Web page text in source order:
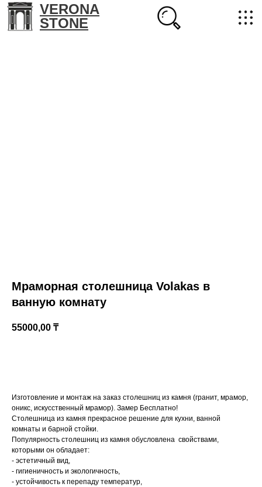
VERONA
STONE
Казахстан, Алматы, ул Султана Бейбарыса, 32
Мраморная столешница Volakas в
ванную комнату
55000,00 ₸
Изготовление и монтаж на заказ столешниц из камня (гранит, мрамор,
оникс, искусственный мрамор). Замер Бесплатно!
Столешница из камня прекрасное решение для кухни, ванной
комнаты и барной стойки.
Популярность столешниц из камня обусловлена свойствами,
которыми он обладает:
- эстетичный вид,
- гигиеничность и экологичность,
- устойчивость к перепаду температур,